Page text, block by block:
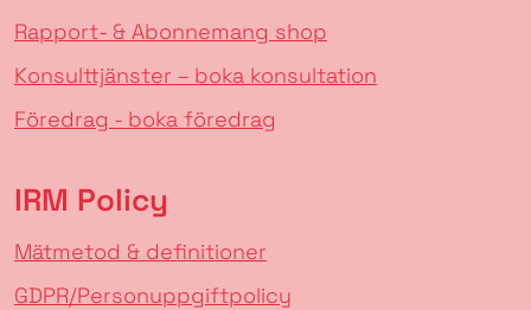
Rapport- & Abonnemang shop
Konsulttjänster – boka konsultation
Föredrag - boka föredrag
IRM Policy
Mätmetod & definitioner
GDPR/Personuppgiftpolicy